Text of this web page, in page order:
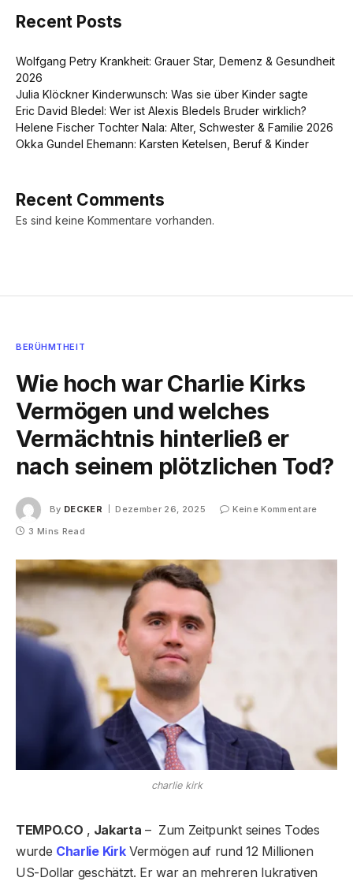
Recent Posts
Wolfgang Petry Krankheit: Grauer Star, Demenz & Gesundheit
2026
Julia Klöckner Kinderwunsch: Was sie über Kinder sagte
Eric David Bledel: Wer ist Alexis Bledels Bruder wirklich?
Helene Fischer Tochter Nala: Alter, Schwester & Familie 2026
Okka Gundel Ehemann: Karsten Ketelsen, Beruf & Kinder
Recent Comments
Es sind keine Kommentare vorhanden.
BERÜHMTHEIT
Wie hoch war Charlie Kirks
Vermögen und welches
Vermächtnis hinterließ er
nach seinem plötzlichen Tod?
By DECKER Dezember 26, 2025
Keine Kommentare
3 Mins Read
charlie kirk
TEMPO.CO , Jakarta – Zum Zeitpunkt seines Todes
wurde Charlie KirkVermögen auf rund 12 Millionen
US-Dollar geschätzt. Er war an mehreren lukrativen